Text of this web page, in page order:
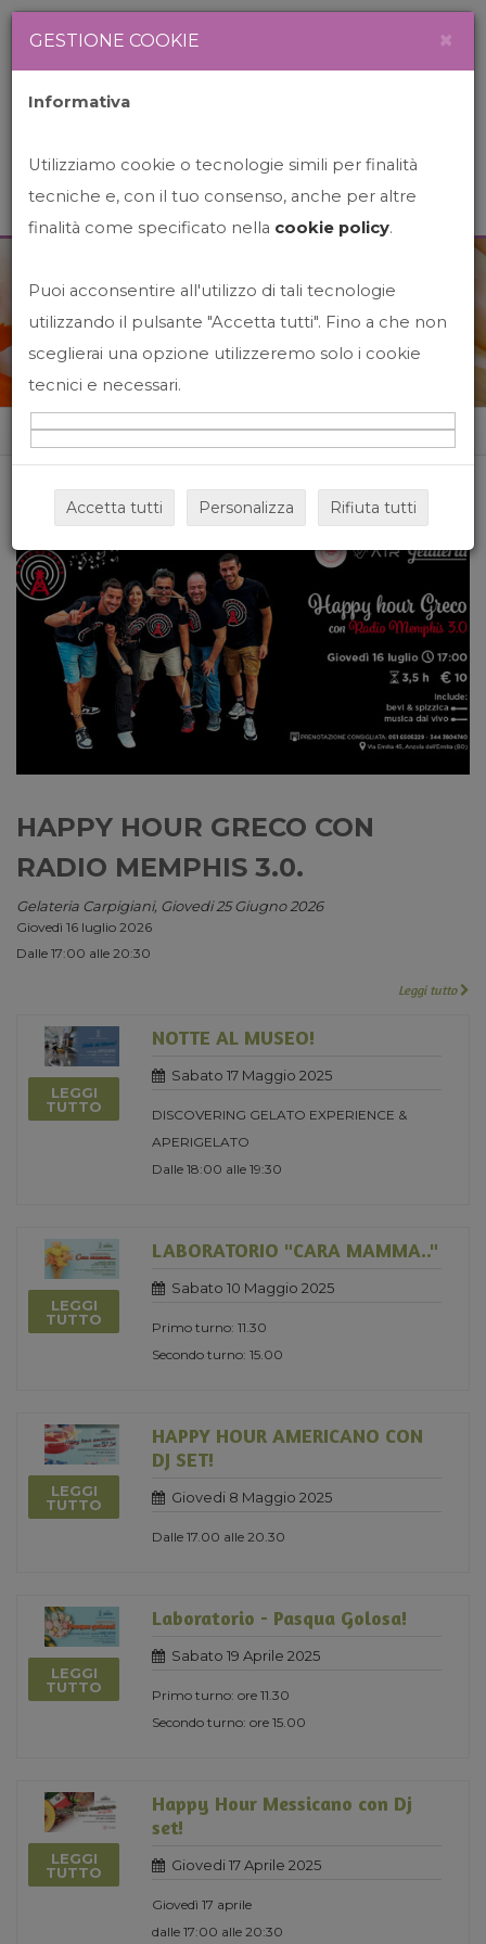
News&Events
Home News&events
HAPPY HOUR GRECO CON
RADIO MEMPHIS 3.0.
Gelateria Carpigiani, Giovedi 25 Giugno 2026
Giovedì 16 luglio 2026
Dalle 17:00 alle 20:30
Leggi tutto
LEGGI
TUTTO
NOTTE AL MUSEO!
Sabato 17 Maggio 2025
DISCOVERING GELATO EXPERIENCE &
APERIGELATO
Dalle 18:00 alle 19:30
LEGGI
TUTTO
LABORATORIO "CARA MAMMA.."
Sabato 10 Maggio 2025
Primo turno: 11.30
Secondo turno: 15.00
LEGGI
TUTTO
HAPPY HOUR AMERICANO CON
DJ SET!
Giovedi 8 Maggio 2025
Dalle 17.00 alle 20.30
LEGGI
TUTTO
Laboratorio - Pasqua Golosa!
Sabato 19 Aprile 2025
Primo turno: ore 11.30
Secondo turno: ore 15.00
LEGGI
TUTTO
Happy Hour Messicano con Dj
set!
Giovedi 17 Aprile 2025
Giovedì 17 aprile
dalle 17:00 alle 20:30
GESTIONE COOKIE ×
Informativa
Utilizziamo cookie o tecnologie simili per finalità
tecniche e, con il tuo consenso, anche per altre
finalità come specificato nella cookie policy.
Puoi acconsentire all'utilizzo di tali tecnologie
utilizzando il pulsante "Accetta tutti". Fino a che non
sceglierai una opzione utilizzeremo solo i cookie
tecnici e necessari.
Accetta tutti Personalizza Rifiuta tutti